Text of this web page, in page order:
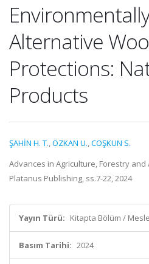
Alternative
Protections:
Products
ŞAHİN H. T.,ÖZKAN U.,COŞKUN S.
Advances in Agriculture, Forestry
Platanus Publishing, ss.7-22, 2024
Yayın Türü: Kitapta Bölüm /
Basım Tarihi: 2024